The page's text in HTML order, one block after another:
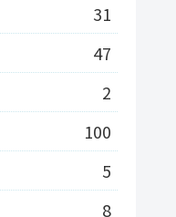
31
47
2
100
5
8